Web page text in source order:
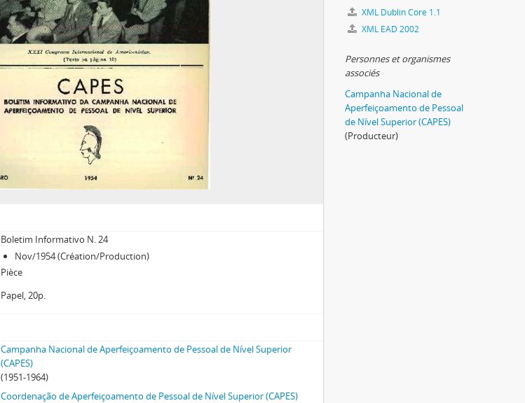
Boletim Informativo N. 24
Nov/1954 (Création/Production)
Pièce
Papel, 20p.
Campanha Nacional de Aperfeiçoamento de Pessoal de Nível Superior
(CAPES)
(1951-1964)
Coordenação de Aperfeiçoamento de Pessoal de Nível Superior (CAPES)
XML Dublin Core 1.1
XML EAD 2002
Personnes et organismes
associés
Campanha Nacional de
Aperfeiçoamento de Pessoal
de Nível Superior (CAPES)
(Producteur)